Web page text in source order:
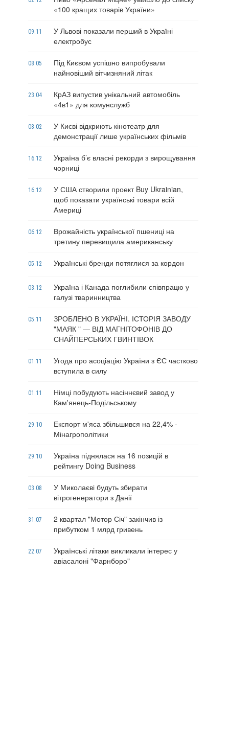
«100 кращих товарів України»
09.11
У Львові показали перший в Україні
електробус
08.05
Під Києвом успішно випробували
найновіший вітчизняний літак
23.04
КрАЗ випустив унікальний автомобіль
«4в1» для комунслужб
08.02
У Києві відкриють кінотеатр для
демонстрації лише українських фільмів
16.12
Україна б’є власні рекорди з вирощування
чорниці
16.12
У США створили проект Buy Ukrainian,
щоб показати українські товари всій
Америці
06.12
Врожайність української пшениці на
третину перевищила американську
05.12 Українські бренди потяглися за кордон
03.12
Україна і Канада поглибили співпрацю у
галузі тваринництва
05.11
ЗРОБЛЕНО В УКРАЇНІ. ІСТОРІЯ ЗАВОДУ
"МАЯК " — ВІД МАГНІТОФОНІВ ДО
СНАЙПЕРСЬКИХ ГВИНТІВОК
01.11
Угода про асоціацію України з ЄС частково
вступила в силу
01.11
Німці побудують насіннєвий завод у
Кам'янець-Подільському
29.10
Експорт м'яса збільшився на 22,4% -
Мінагрополітики
29.10
Україна піднялася на 16 позицій в
рейтингу Doing Business
03.08
У Миколаєві будуть збирати
вітрогенератори з Данії
31.07
2 квартал "Мотор Січ" закінчив із
прибутком 1 млрд гривень
22.07
Українські літаки викликали інтерес у
авіасалоні "Фарнборо"